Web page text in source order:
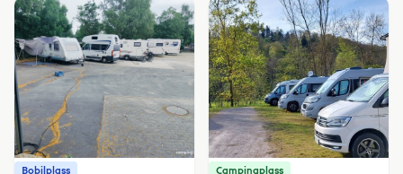
Bobilplass Campingplass